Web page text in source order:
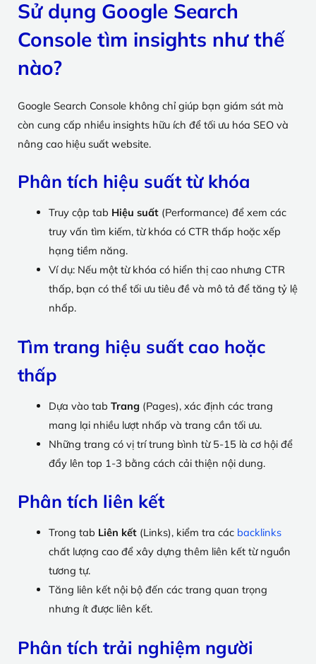
Sử dụng Google Search
Console tìm insights như thế
nào?
Google Search Console không chỉ giúp bạn giám sát mà
còn cung cấp nhiều insights hữu ích để tối ưu hóa SEO và
nâng cao hiệu suất website.
Phân tích hiệu suất từ khóa
Truy cập tab Hiệu suất(Performance) để xem các
truy vấn tìm kiếm, từ khóa có CTR thấp hoặc xếp
hạng tiềm năng.
Ví dụ: Nếu một từ khóa có hiển thị cao nhưng CTR
thấp, bạn có thể tối ưu tiêu đề và mô tả để tăng tỷ lệ
nhấp.
Tìm trang hiệu suất cao hoặc
thấp
Dựa vào tab Trang(Pages), xác định các trang
mang lại nhiều lượt nhấp và trang cần tối ưu.
Những trang có vị trí trung bình từ 5-15 là cơ hội để
đẩy lên top 1-3 bằng cách cải thiện nội dung.
Phân tích liên kết
Trong tab Liên kết(Links), kiểm tra các backlinks
chất lượng cao để xây dựng thêm liên kết từ nguồn
tương tự.
Tăng liên kết nội bộ đến các trang quan trọng
nhưng ít được liên kết.
Phân tích trải nghiệm người